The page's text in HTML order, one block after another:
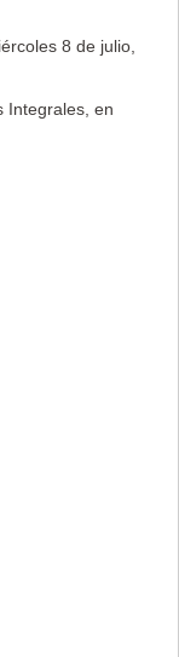
8 de julio,
Integrales, en